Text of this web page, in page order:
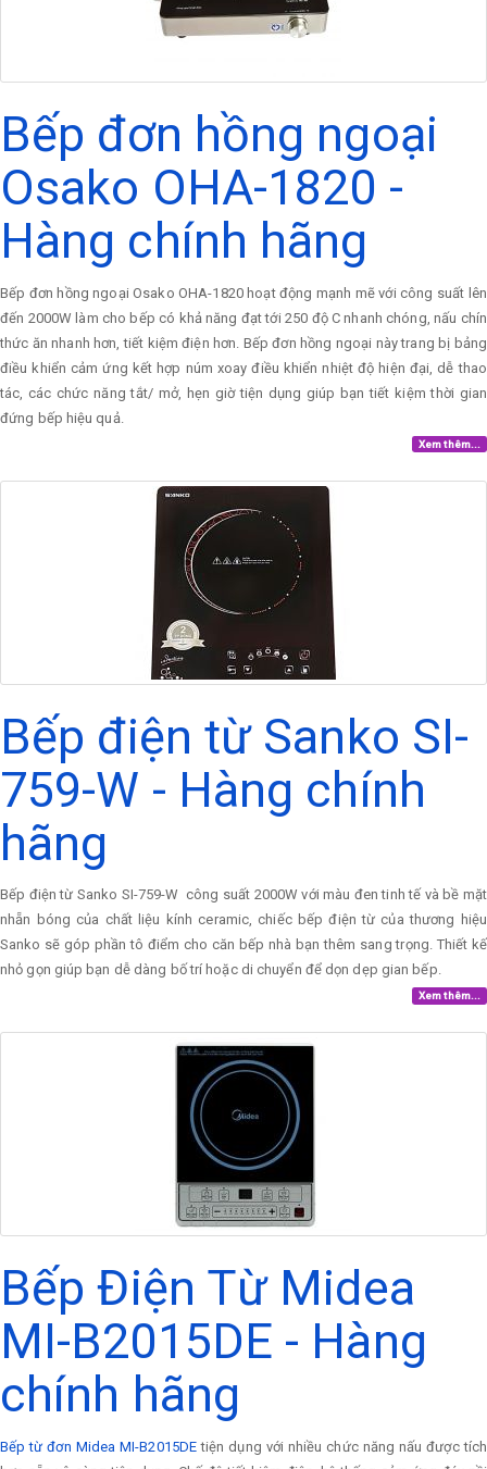
Bếp đơn hồng ngoại
Osako OHA-1820 -
Hàng chính hãng
Bếp đơn hồng ngoại Osako OHA-1820 hoạt động mạnh mẽ với công suất lên
đến 2000W làm cho bếp có khả năng đạt tới 250 độ C nhanh chóng, nấu chín
thức ăn nhanh hơn, tiết kiệm điện hơn. Bếp đơn hồng ngoại này trang bị bảng
điều khiển cảm ứng kết hợp núm xoay điều khiển nhiệt độ hiện đại, dễ thao
tác, các chức năng tắt/ mở, hẹn giờ tiện dụng giúp bạn tiết kiệm thời gian
đứng bếp hiệu quả.
Xem thêm...
Bếp điện từ Sanko SI-
759-W - Hàng chính
hãng
Bếp điện từ Sanko SI-759-W công suất 2000W với màu đen tinh tế và bề mặt
nhẵn bóng của chất liệu kính ceramic, chiếc bếp điện từ của thương hiệu
Sanko sẽ góp phần tô điểm cho căn bếp nhà bạn thêm sang trọng. Thiết kế
nhỏ gọn giúp bạn dễ dàng bố trí hoặc di chuyển để dọn dẹp gian bếp.
Xem thêm...
Bếp Điện Từ Midea
MI-B2015DE - Hàng
chính hãng
Bếp từ đơn Midea MI-B2015DE tiện dụng với nhiều chức năng nấu được tích